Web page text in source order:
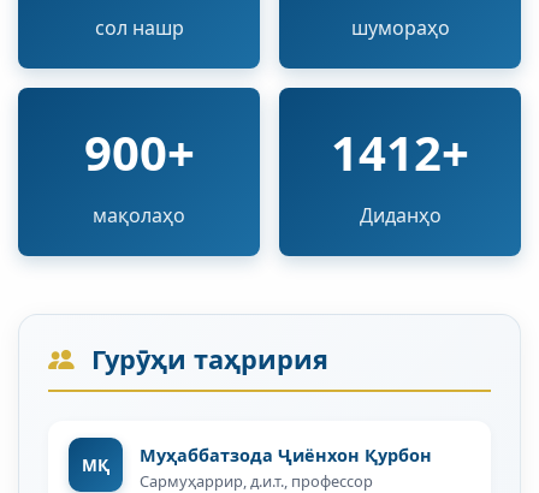
сол нашр шумораҳо
900+
мақолаҳо
1412+
Диданҳо
Гурӯҳи таҳририя
МҚ Муҳаббатзода Ҷиёнхон Қурбон
Сармуҳаррир, д.и.т., профессор